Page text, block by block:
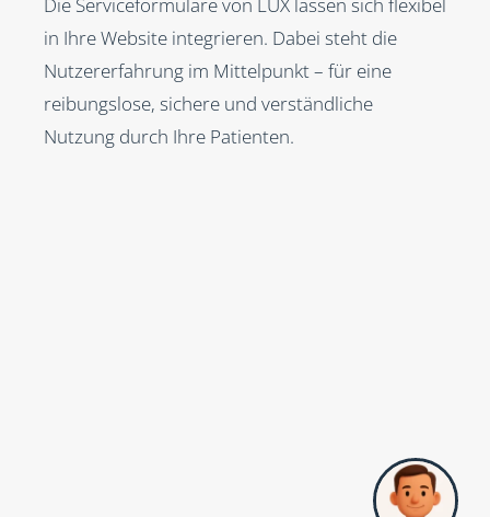
Die Serviceformulare von LUX lassen sich flexibel
in Ihre Website integrieren. Dabei steht die
Nutzererfahrung im Mittelpunkt – für eine
reibungslose, sichere und verständliche
Nutzung durch Ihre Patienten.